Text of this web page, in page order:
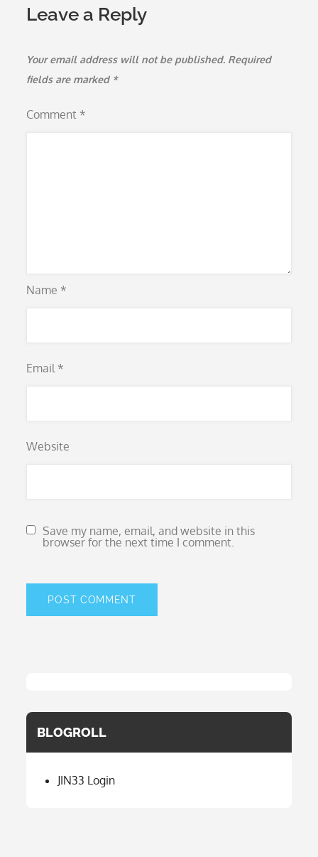
Leave a Reply
Your email address will not be published. Required
fields are marked *
Comment *
Name *
Email *
Website
Save my name, email, and website in this
browser for the next time I comment.
BLOGROLL
JIN33 Login